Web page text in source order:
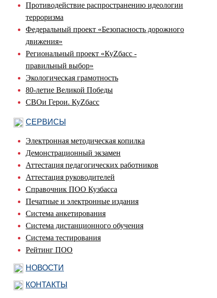
Противодействие распространению идеологии
терроризма
Федеральный проект «Безопасность дорожного
движения»
Региональный проект «КуZбасс -
правильный выбор»
Экологическая грамотность
80-летие Великой Победы
СВОи Герои. КуZбасс
СЕРВИСЫ
Электронная методическая копилка
Демонстрационный экзамен
Аттестация педагогических работников
Аттестация руководителей
Справочник ПОО Кузбасса
Печатные и электронные издания
Система анкетирования
Система дистанционного обучения
Система тестирования
Рейтинг ПОО
НОВОСТИ
КОНТАКТЫ